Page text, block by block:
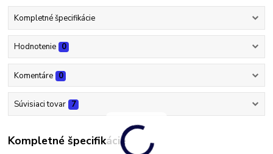
Kompletné špecifikácie
Hodnotenie 0
Komentáre 0
Súvisiaci tovar 7
Kompletné špecifikácie